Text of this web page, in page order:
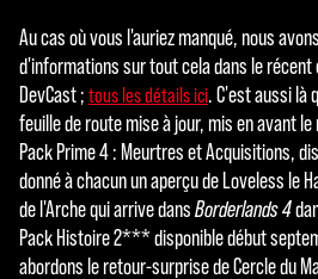
Au cas où vous l'auriez manqué, nous
d'informations sur tout cela dans le récent
DevCast ; tous les détails ici. C'est aussi là
feuille de route mise à jour, mis en avant le
Pack Prime 4 : Meurtres et Acquisitions,
donné à chacun un aperçu de Loveless le
de l'Arche qui arrive dansBorderlands 4
Pack Histoire 2*** disponible début
abordons le retour-surprise de Cercle du